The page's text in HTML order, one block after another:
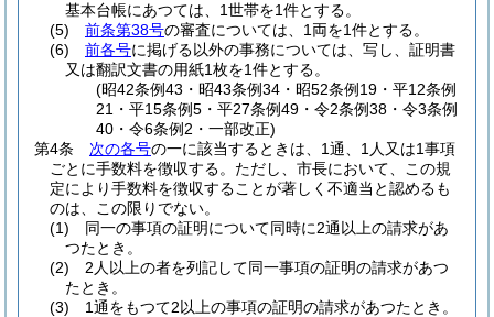
基本台帳にあつては、1世帯を1件とする。
(5)
前条第38号の審査については、1両を1件とする。
(6)
前各号に掲げる以外の事務については、写し、証明書
又は翻訳文書の用紙1枚を1件とする。
(昭42条例43・昭43条例34・昭52条例19・平12条例
21・平15条例5・平27条例49・令2条例38・令3条例
40・令6条例2・一部改正)
第4条
次の各号の一に該当するときは、1通、1人又は1事項
ごとに手数料を徴収する。 ただし、市長において、この規
定により手数料を徴収することが著しく不適当と認めるも
のは、この限りでない。
(1)
同一の事項の証明について同時に2通以上の請求があ
つたとき。
(2)
2人以上の者を列記して同一事項の証明の請求があつ
たとき。
(3)
1通をもつて2以上の事項の証明の請求があつたとき。